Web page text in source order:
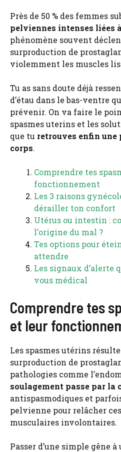
Près de 50 % des femmes
pelviennes intenses liées
phénomène souvent
surproduction de
violemment les muscles
Tu as sans doute déjà
d’étau dans le bas-ventre
prévenir. On va faire le
spasmes uterins et les
que tu retrouves enfin une
corps.
Comprendre tes
fonctionnement
Les 3 raisons
dérailler ton confort
Utérus ou intestin :
l’origine du mal ?
Tes options pour
attendre
Les signaux d’alerte
vous médical
Comprendre tes
et leur
Les spasmes utérins
surproduction de
pathologies comme
soulagement passe par la
antispasmodiques et
pelvienne pour relâcher
musculaires involontaires.
Passer d’une simple gêne à